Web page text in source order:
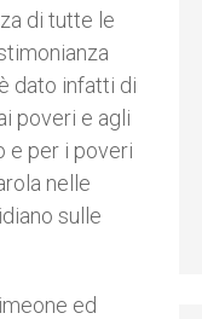
di tutte le
dato infatti di
poveri e agli
e per i poveri
nelle
sulle
ed